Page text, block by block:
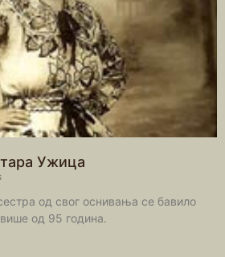
Ужица
од свог оснивања се бавило
од 95 година.